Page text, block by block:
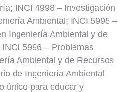
INCI 4998 – Investigación
Ambiental; INCI 5995 –
Ingeniería Ambiental y de
5996 – Problemas
Ambiental y de Recursos
de Ingeniería Ambiental
único para educar y